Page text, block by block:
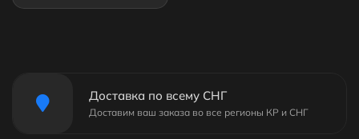
Доставка по всему СНГ
Доставим ваш заказа во все регионы КР и СНГ